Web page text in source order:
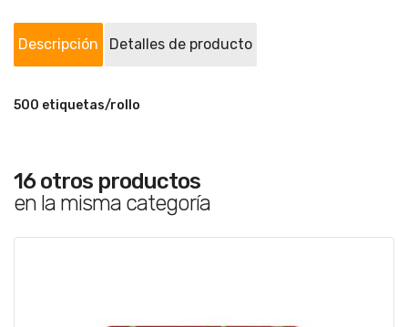
Descripción Detalles de producto
500 etiquetas/rollo
16 otros productos
en la misma categoría